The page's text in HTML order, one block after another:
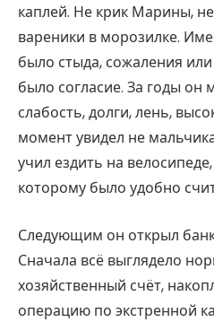
каплей. Не крик Марины,
вареники в морозилке.
было стыда, сожаления
было согласие. За годы
слабость, долги, лень,
момент увидел не
учил ездить на
которому было удобно
Следующим он открыл
Сначала всё выглядело
хозяйственный счёт,
операцию по экстренной